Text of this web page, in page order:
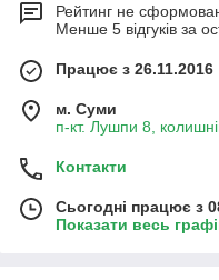
Рейтинг не
Менше 5 відгуків за
Працює з 26.11.2016
м. Суми
п-кт. Лушпи 8,
Контакти
Сьогодні працює з
Показати весь